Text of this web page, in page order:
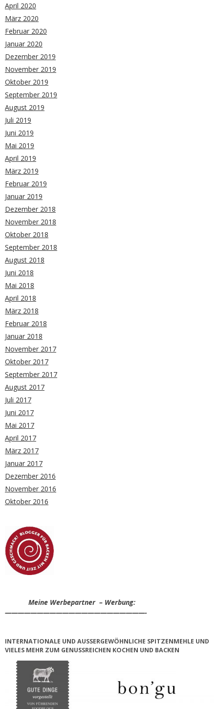
April 2020
März 2020
Februar 2020
Januar 2020
Dezember 2019
November 2019
Oktober 2019
September 2019
August 2019
Juli 2019
Juni 2019
Mai 2019
April 2019
März 2019
Februar 2019
Januar 2019
Dezember 2018
November 2018
Oktober 2018
September 2018
August 2018
Juni 2018
Mai 2018
April 2018
März 2018
Februar 2018
Januar 2018
November 2017
Oktober 2017
September 2017
August 2017
Juli 2017
Juni 2017
Mai 2017
April 2017
März 2017
Januar 2017
Dezember 2016
November 2016
Oktober 2016
Meine Werbepartner – Werbung:
——————————————————————-
INTERNATIONALE UND AUSSERGEWÖHNLICHE SPITZENMEHLE UND V
IELES MEHR ZUM GENUSSREICHEN KOCHEN UND BACKEN